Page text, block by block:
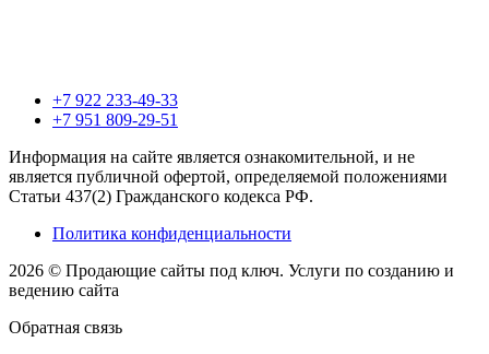
+7 922 233-49-33
+7 951 809-29-51
Информация на сайте является ознакомительной, и не
является публичной офертой, определяемой положениями
Статьи 437(2) Гражданского кодекса РФ.
Политика конфиденциальности
2026 © Продающие сайты под ключ. Услуги по созданию и
ведению сайта
Обратная связь